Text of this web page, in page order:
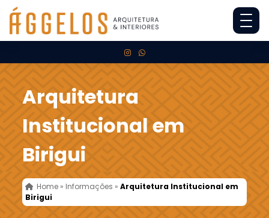
Arquitetura
Institucional em
Birigui
Home » Informações »Arquitetura Institucional em
Birigui